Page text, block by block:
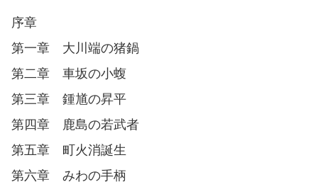
序章
第一章 大川端の猪鍋
第二章 車坂の小蝮
第三章 鍾馗の昇平
第四章 鹿島の若武者
第五章 町火消誕生
第六章 みわの手柄